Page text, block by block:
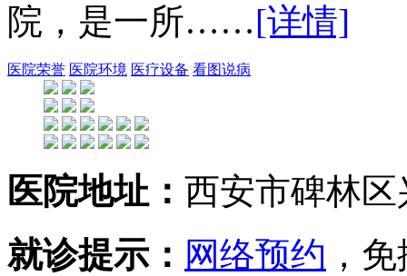
院，是一所……[详情]
医院荣誉 医院环境 医疗设备 看图说病
医院地址： 西安市碑林区
就诊提示： 网络预约 ，